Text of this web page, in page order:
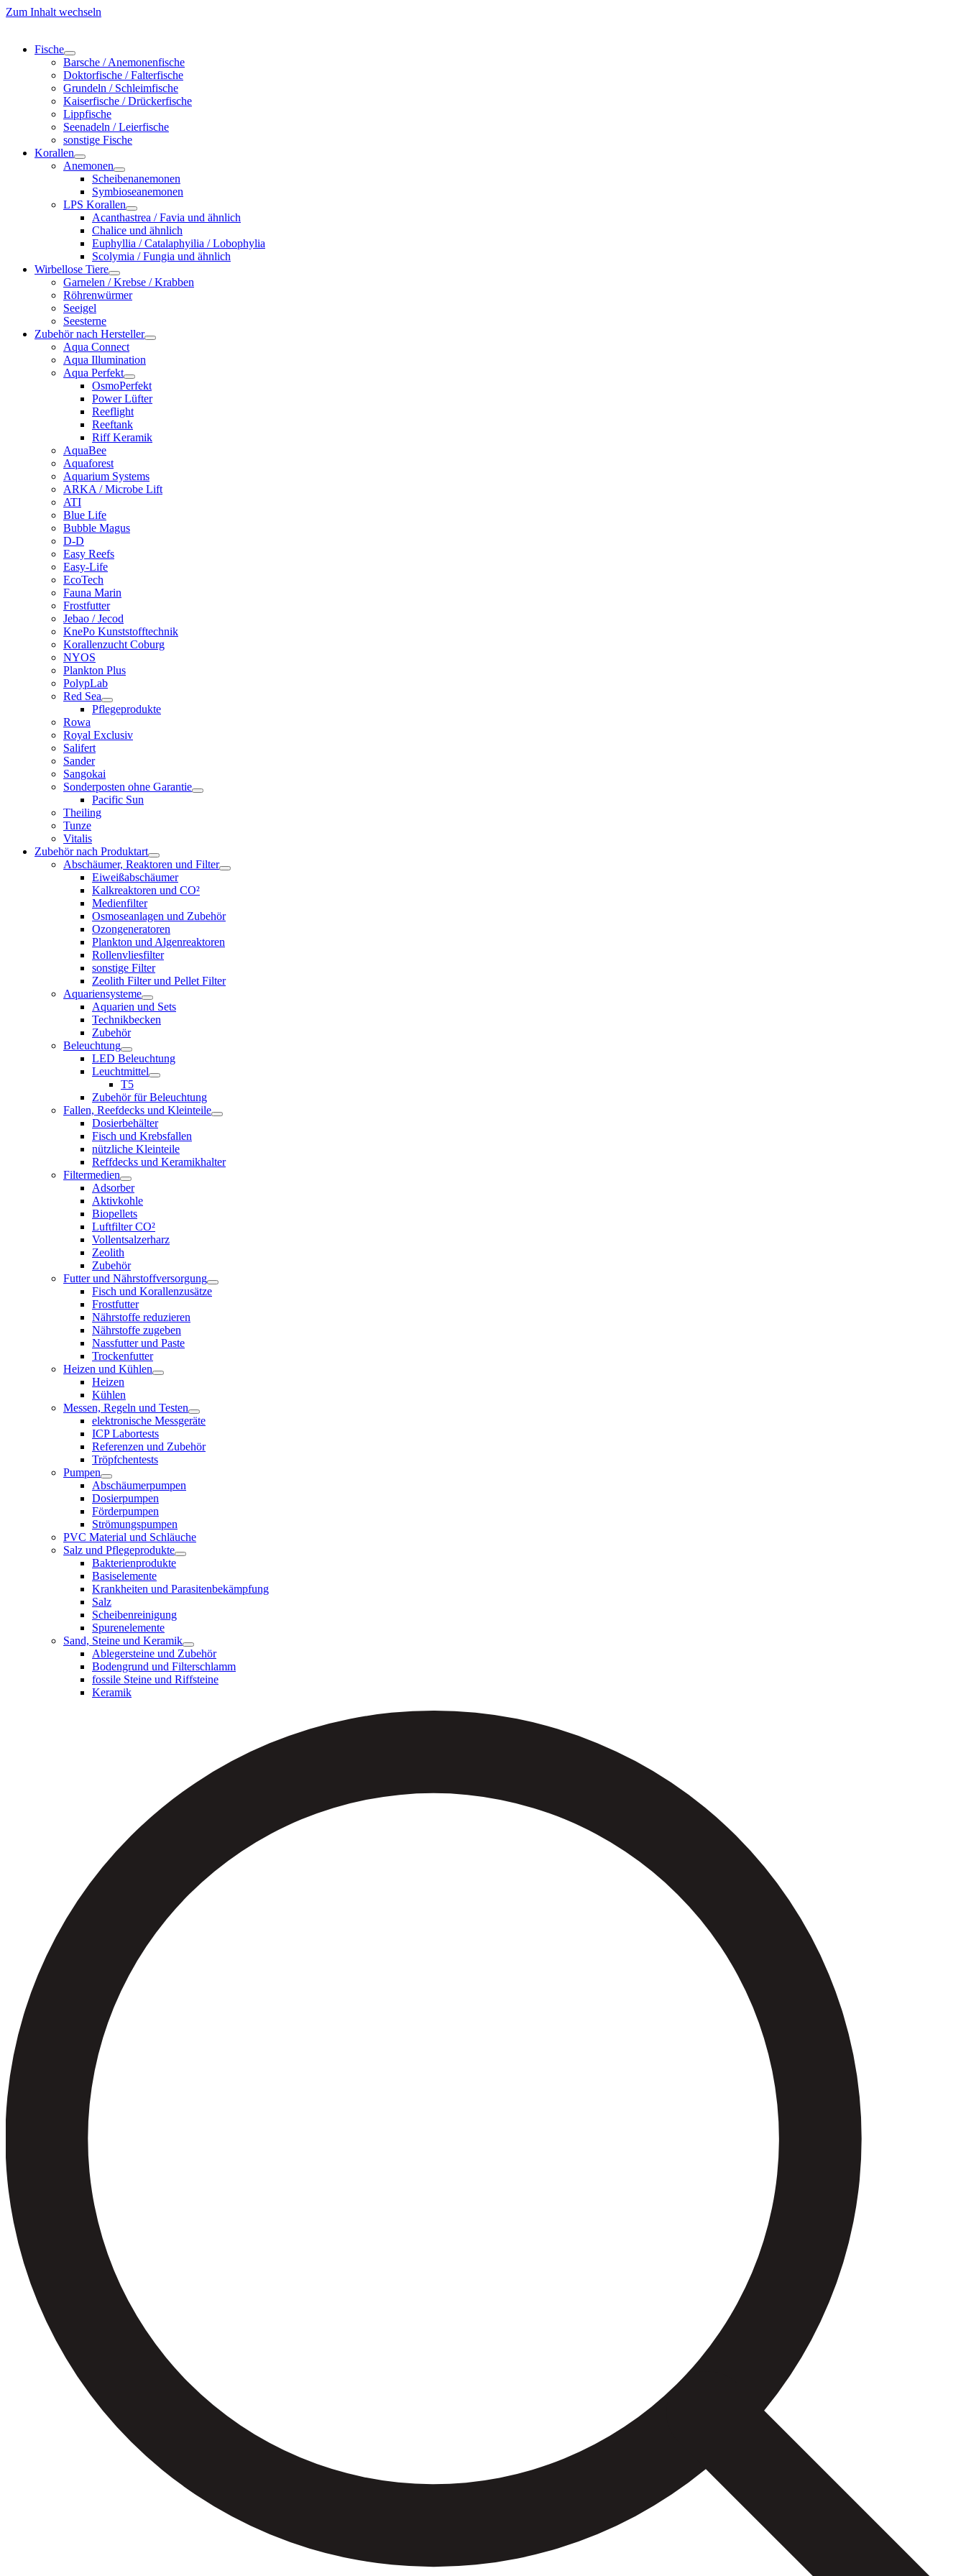
Zum Inhalt wechseln
Fische
Barsche / Anemonenfische
Doktorfische / Falterfische
Grundeln / Schleimfische
Kaiserfische / Drückerfische
Lippfische
Seenadeln / Leierfische
sonstige Fische
Korallen
Anemonen
Scheibenanemonen
Symbioseanemonen
LPS Korallen
Acanthastrea / Favia und ähnlich
Chalice und ähnlich
Euphyllia / Catalaphyilia / Lobophylia
Scolymia / Fungia und ähnlich
Wirbellose Tiere
Garnelen / Krebse / Krabben
Röhrenwürmer
Seeigel
Seesterne
Zubehör nach Hersteller
Aqua Connect
Aqua Illumination
Aqua Perfekt
OsmoPerfekt
Power Lüfter
Reeflight
Reeftank
Riff Keramik
AquaBee
Aquaforest
Aquarium Systems
ARKA / Microbe Lift
ATI
Blue Life
Bubble Magus
D-D
Easy Reefs
Easy-Life
EcoTech
Fauna Marin
Frostfutter
Jebao / Jecod
KnePo Kunststofftechnik
Korallenzucht Coburg
NYOS
Plankton Plus
PolypLab
Red Sea
Pflegeprodukte
Rowa
Royal Exclusiv
Salifert
Sander
Sangokai
Sonderposten ohne Garantie
Pacific Sun
Theiling
Tunze
Vitalis
Zubehör nach Produktart
Abschäumer, Reaktoren und Filter
Eiweißabschäumer
Kalkreaktoren und CO²
Medienfilter
Osmoseanlagen und Zubehör
Ozongeneratoren
Plankton und Algenreaktoren
Rollenvliesfilter
sonstige Filter
Zeolith Filter und Pellet Filter
Aquariensysteme
Aquarien und Sets
Technikbecken
Zubehör
Beleuchtung
LED Beleuchtung
Leuchtmittel
T5
Zubehör für Beleuchtung
Fallen, Reefdecks und Kleinteile
Dosierbehälter
Fisch und Krebsfallen
nützliche Kleinteile
Reffdecks und Keramikhalter
Filtermedien
Adsorber
Aktivkohle
Biopellets
Luftfilter CO²
Vollentsalzerharz
Zeolith
Zubehör
Futter und Nährstoffversorgung
Fisch und Korallenzusätze
Frostfutter
Nährstoffe reduzieren
Nährstoffe zugeben
Nassfutter und Paste
Trockenfutter
Heizen und Kühlen
Heizen
Kühlen
Messen, Regeln und Testen
elektronische Messgeräte
ICP Labortests
Referenzen und Zubehör
Tröpfchentests
Pumpen
Abschäumerpumpen
Dosierpumpen
Förderpumpen
Strömungspumpen
PVC Material und Schläuche
Salz und Pflegeprodukte
Bakterienprodukte
Basiselemente
Krankheiten und Parasitenbekämpfung
Salz
Scheibenreinigung
Spurenelemente
Sand, Steine und Keramik
Ablegersteine und Zubehör
Bodengrund und Filterschlamm
fossile Steine und Riffsteine
Keramik